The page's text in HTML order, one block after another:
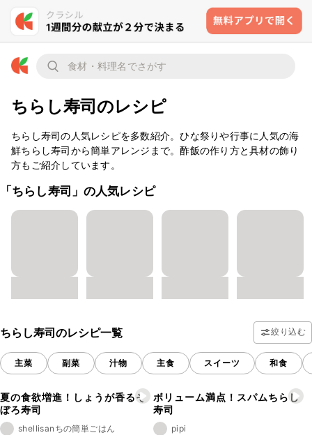
ちらし寿司のレシピ
ちらし寿司の人気レシピを多数紹介。ひな祭りや行事に人気の海
鮮ちらし寿司から簡単アレンジまで。酢飯の作り方と具材の飾り
方もご紹介しています。
「ちらし寿司」の人気レシピ
ちらし寿司のレシピ一覧 絞り込む
主菜 副菜 汁物 主食 スイーツ 和食
夏の食欲増進！しょうが香るそ
ぼろ寿司
shellisanちの簡単ごはん
ボリューム満点！スパムちらし
寿司
pipi